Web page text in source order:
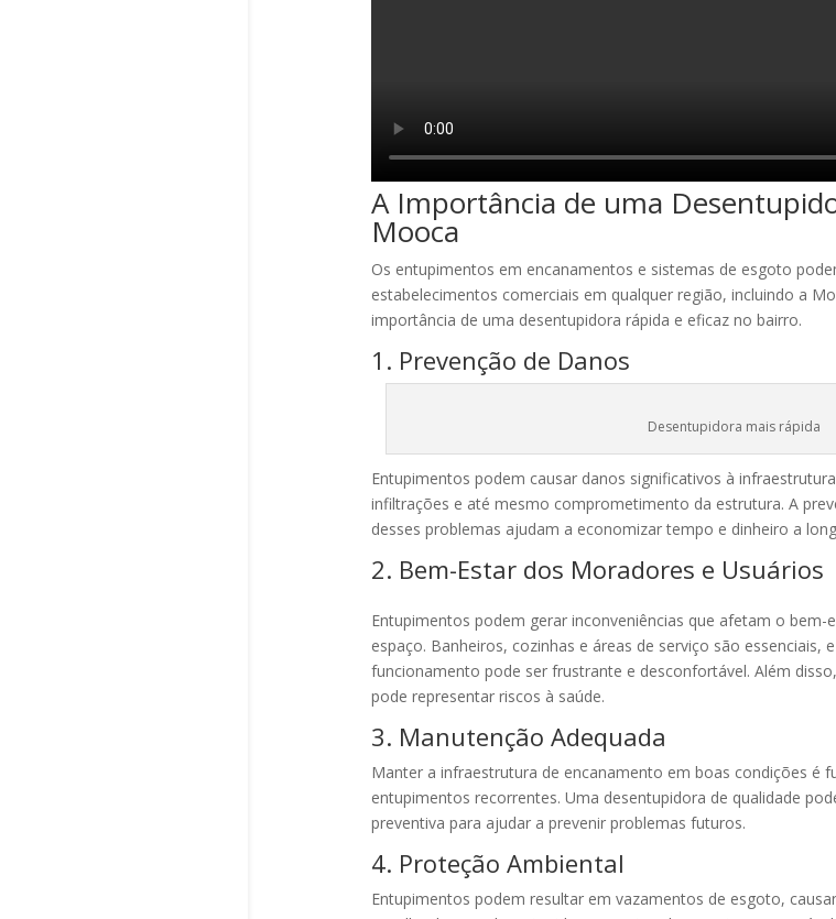
A Importância de uma
Mooca
Os entupimentos em encanamentos e sistemas de esgoto
estabelecimentos comerciais em qualquer região, incluindo a
importância de uma desentupidora rápida e eficaz no bairro.
1. Prevenção de Danos
Desentupidora mais rápida
Entupimentos podem causar danos significativos à
infiltrações e até mesmo comprometimento da estrutura. A
desses problemas ajudam a economizar tempo e dinheiro a
2. Bem-Estar dos Moradores e Usuários
Entupimentos podem gerar inconveniências que afetam o
espaço. Banheiros, cozinhas e áreas de serviço são essenciais,
funcionamento pode ser frustrante e desconfortável. Além
pode representar riscos à saúde.
3. Manutenção Adequada
Manter a infraestrutura de encanamento em boas condições é
entupimentos recorrentes. Uma desentupidora de qualidade
preventiva para ajudar a prevenir problemas futuros.
4. Proteção Ambiental
Entupimentos podem resultar em vazamentos de esgoto,